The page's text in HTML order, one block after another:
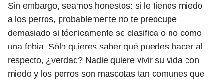
Sin embargo, seamos honestos: si le tienes miedo
a los perros, probablemente no te preocupe
demasiado si técnicamente se clasifica o no como
una fobia. Sólo quieres saber qué puedes hacer al
respecto, ¿verdad? Nadie quiere vivir su vida con
miedo y los perros son mascotas tan comunes que